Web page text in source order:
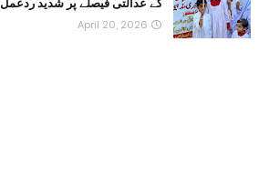
کے عدالتی فیصلے پر شدید ردعمل
April 20, 2026